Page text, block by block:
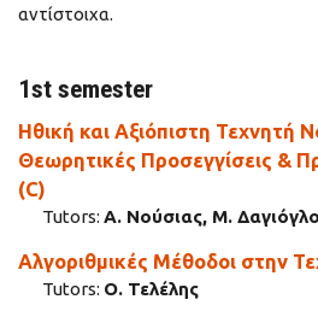
αντίστοιχα.
1st semester
Ηθική και Αξιόπιστη Τεχνητή
Θεωρητικές Προσεγγίσεις &
(C)
Tutors: Α. Νούσιας, Μ.
Αλγοριθμικές Μέθοδοι στην
Tutors: Ο. Τελέλης